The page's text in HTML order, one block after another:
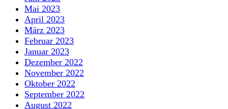
Mai 2023
April 2023
März 2023
Februar 2023
Januar 2023
Dezember 2022
November 2022
Oktober 2022
September 2022
August 2022